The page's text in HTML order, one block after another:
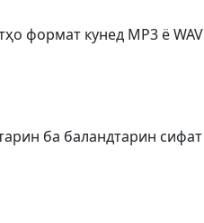
формат кунед MP3 ё WAV
ба баландтарин сифат